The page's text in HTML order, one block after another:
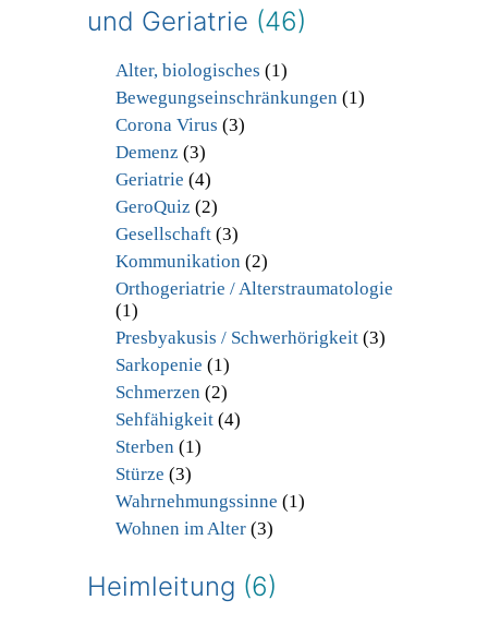
und Geriatrie (46)
Alter, biologisches (1)
Bewegungseinschränkungen (1)
Corona Virus (3)
Demenz (3)
Geriatrie (4)
GeroQuiz (2)
Gesellschaft(3)
Kommunikation (2)
Orthogeriatrie / Alterstraumatologie
(1)
Presbyakusis / Schwerhörigkeit(3)
Sarkopenie (1)
Schmerzen (2)
Sehfähigkeit(4)
Sterben (1)
Stürze (3)
Wahrnehmungssinne (1)
Wohnen im Alter(3)
Heimleitung (6)